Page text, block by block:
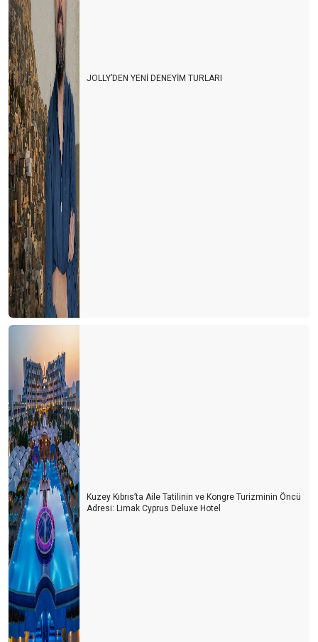
JOLLY’DEN YENİ DENEYİM TURLARI
Kuzey Kıbrıs’ta Aile Tatilinin ve Kongre Turizminin Öncü
Adresi: Limak Cyprus Deluxe Hotel